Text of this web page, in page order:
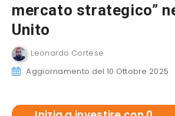
mercato strategico”
Unito
Leonardo Cortese
Aggiornamento del 10 Ottobre 2025